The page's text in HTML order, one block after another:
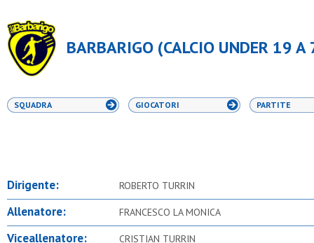
BARBARIGO (CALCIO UNDER 19 A
SQUADRA GIOCATORI PARTITE
Dirigente: ROBERTO TURRIN
Allenatore: FRANCESCO LA MONICA
Viceallenatore: CRISTIAN TURRIN